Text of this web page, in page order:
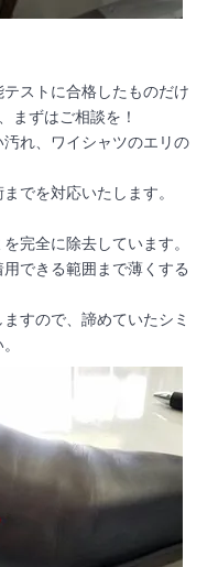
ストに合格したものだけ
まずはご相談を！
れ、ワイシャツのエリの
でを対応いたします。
完全に除去しています。
できる範囲まで薄くする
すので、諦めていたシミ